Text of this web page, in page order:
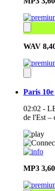
WAV
Paris
02:02 -
de l'Est –
MP3